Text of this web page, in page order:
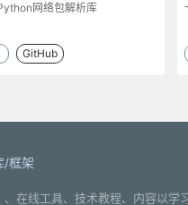
网络包解析库
GitHub
/框架
线工具、技术教程、内容以学